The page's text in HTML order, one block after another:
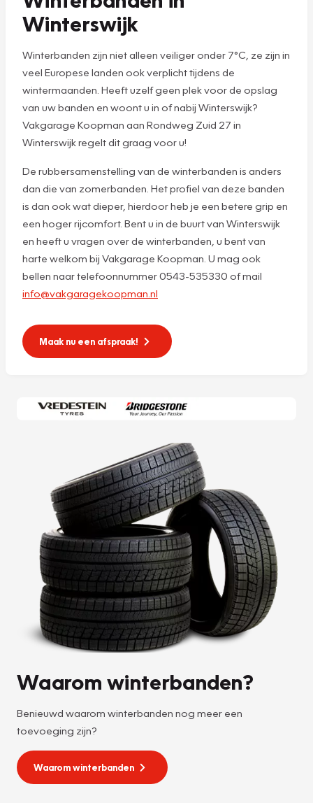
Winterswijk
Winterbanden zijn niet alleen veiliger onder 7°C, ze zijn in
veel Europese landen ook verplicht tijdens de
wintermaanden. Heeft uzelf geen plek voor de opslag
van uw banden en woont u in of nabij Winterswijk?
Vakgarage Koopman aan Rondweg Zuid 27 in
Winterswijk regelt dit graag voor u!
De rubbersamenstelling van de winterbanden is anders
dan die van zomerbanden. Het profiel van deze banden
is dan ook wat dieper, hierdoor heb je een betere grip en
een hoger rijcomfort. Bent u in de buurt van Winterswijk
en heeft u vragen over de winterbanden, u bent van
harte welkom bij Vakgarage Koopman. U mag ook
bellen naar telefoonnummer 0543-535330 of mail
info@vakgaragekoopman.nl
Maak nu een afspraak!
Waarom winterbanden?
Benieuwd waarom winterbanden nog meer een
toevoeging zijn?
Waarom winterbanden